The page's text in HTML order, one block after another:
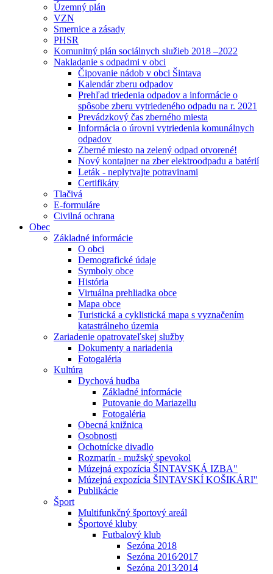
Územný plán
VZN
Smernice a zásady
PHSR
Komunitný plán sociálnych služieb 2018 –2022
Nakladanie s odpadmi v obci
Čipovanie nádob v obci Šintava
Kalendár zberu odpadov
Prehľad triedenia odpadov a informácie o
spôsobe zberu vytriedeného odpadu na r. 2021
Prevádzkový čas zberného miesta
Informácia o úrovni vytriedenia komunálnych
odpadov
Zberné miesto na zelený odpad otvorené!
Nový kontajner na zber elektroodpadu a batérií
Leták - neplytvajte potravinami
Certifikáty
Tlačivá
E-formuláre
Civilná ochrana
Obec
Základné informácie
O obci
Demografické údaje
Symboly obce
História
Virtuálna prehliadka obce
Mapa obce
Turistická a cyklistická mapa s vyznačením
katastrálneho územia
Zariadenie opatrovateľskej služby
Dokumenty a nariadenia
Fotogaléria
Kultúra
Dychová hudba
Základné informácie
Putovanie do Mariazellu
Fotogaléria
Obecná knižnica
Osobnosti
Ochotnícke divadlo
Rozmarín - mužský spevokol
Múzejná expozícia ŠINTAVSKÁ IZBA"
Múzejná expozícia ŠINTAVSKÍ KOŠIKÁRI"
Publikácie
Šport
Multifunkčný športový areál
Športové kluby
Futbalový klub
Sezóna 2018
Sezóna 2016⁄2017
Sezóna 2013⁄2014